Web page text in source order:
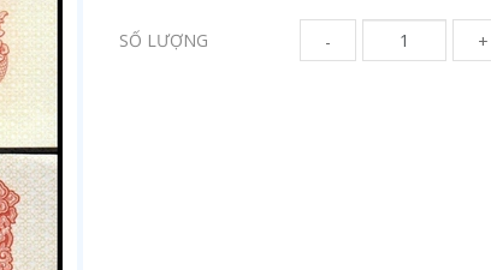
SỐ LƯỢNG - +